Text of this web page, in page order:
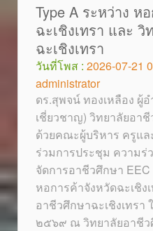
Type A ระหว่าง ห
ฉะเชิงเทรา และ
ฉะเชิงเทรา
วันที่โพส : 2026-07-21
administrator
ดร.สุพจน์ ทองเหลือง ผู้
เชี่ยวชาญ) วิทยาลัยอา
ด้วยคณะผู้บริหาร ครูแ
ร่วมการประชุม ความร่
จัดการอาชีวศึกษา EEC
หอการค้าจังหวัดฉะเชิง
อาชีวศึกษาฉะเชิงเทร
๒๕๖๙ ณ วิทยาลัยอาชีว